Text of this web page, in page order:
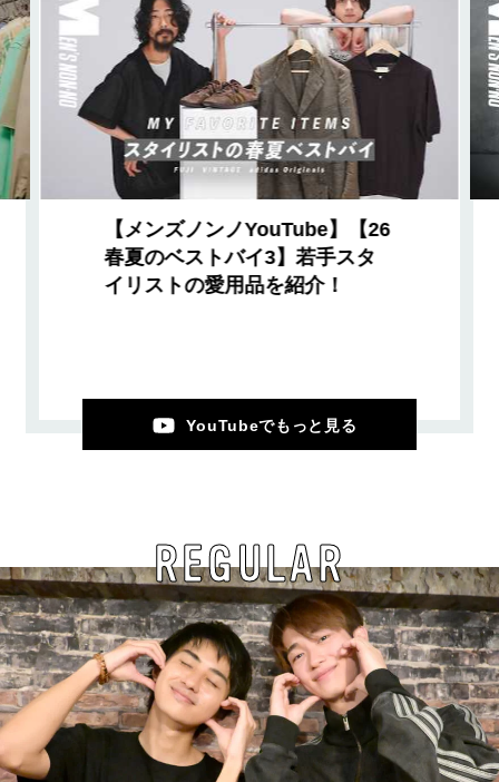
【メンズノンノYouTube】【26
春夏のベストバイ3】若手スタ
イリストの愛用品を紹介！
YouTubeでもっと見る
REGULAR